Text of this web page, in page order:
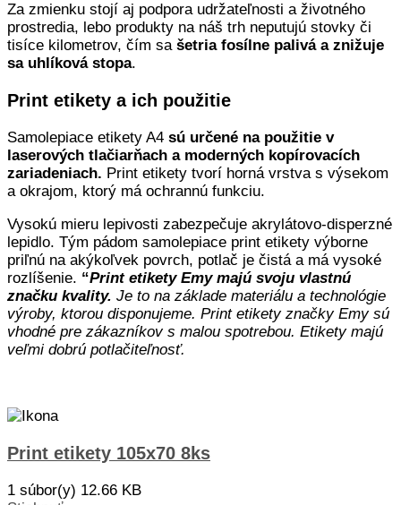
Za zmienku stojí aj podpora udržateľnosti a životného
prostredia, lebo produkty na náš trh neputujú stovky či
tisíce kilometrov, čím sa šetria fosílne palivá a znižuje
sa uhlíková stopa.
Print etikety a ich použitie
Samolepiace etikety A4 sú určené na použitie v
laserových tlačiarňach a moderných kopírovacích
zariadeniach. Print etikety tvorí horná vrstva s výsekom
a okrajom, ktorý má ochrannú funkciu.
Vysokú mieru lepivosti zabezpečuje akrylátovo-disperzné
lepidlo. Tým pádom samolepiace print etikety výborne
priľnú na akýkoľvek povrch, potlač je čistá a má vysoké
rozlíšenie. “Print etikety Emy majú svoju vlastnú
značku kvality. Je to na základe materiálu a technológie
výroby, ktorou disponujeme. Print etikety značky Emy sú
vhodné pre zákazníkov s malou spotrebou. Etikety majú
veľmi dobrú potlačiteľnosť.
Print etikety 105x70 8ks
1 súbor(y) 12.66 KB